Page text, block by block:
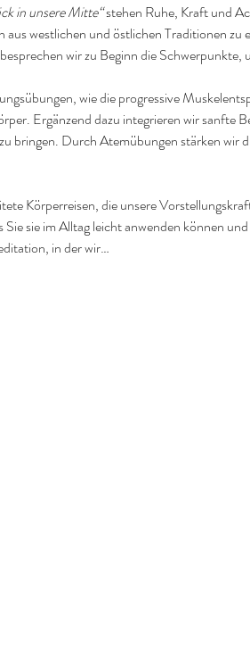
in unsere Mitte“ stehen Ruhe, Kraft und
aus westlichen und östlichen Traditionen
wir zu Beginn die Schwerpunkte,
wie die progressive
Ergänzend dazu integrieren wir sanfte
bringen. Durch Atemübungen stärken wir
Körperreisen, die unsere
sie im Alltag leicht anwenden können
in der wir…